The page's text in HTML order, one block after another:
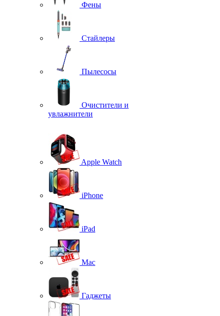
Фены
Стайлеры
Пылесосы
Очистители и
увлажнители
Apple Watch
iPhone
iPad
Mac
Гаджеты